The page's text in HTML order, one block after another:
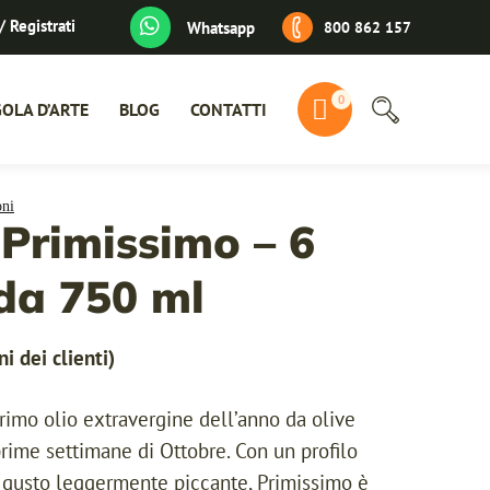
Registrati Whatsapp 800 862 157
D’ARTE
CHE COLTIVIAMO
BLOG
RISORSE
EVENTI
CONTATTI 0
TERRA
METODO GUIDOBALDI
UNICITÀ CERTIFICATA
NEWS
– 6
750 ml
dei clienti)
olio extravergine dell’anno da olive
settimane di Ottobre. Con un profilo
leggermente piccante, Primissimo è